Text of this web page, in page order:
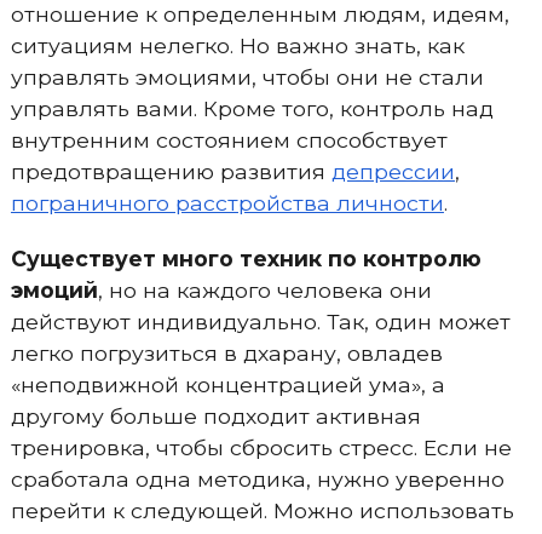
отношение к определенным людям, идеям,
ситуациям нелегко. Но важно знать, как
управлять эмоциями, чтобы они не стали
управлять вами. Кроме того, контроль над
внутренним состоянием способствует
предотвращению развития депрессии,
пограничного расстройства личности.
Существует много техник по контролю
эмоций, но на каждого человека они
действуют индивидуально. Так, один может
легко погрузиться в дхарану, овладев
«неподвижной концентрацией ума», а
другому больше подходит активная
тренировка, чтобы сбросить стресс. Если не
сработала одна методика, нужно уверенно
перейти к следующей. Можно использовать